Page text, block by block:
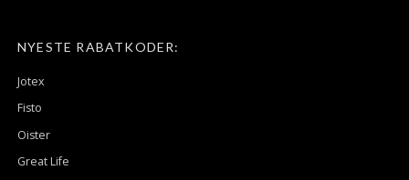
NYESTE RABATKODER:
Jotex
Fisto
Oister
Great Life